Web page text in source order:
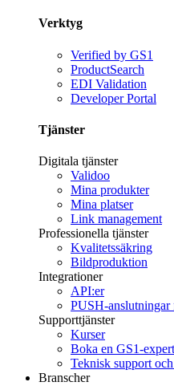
Verktyg
Verified by GS1
ProductSearch
EDI Validation
Developer Portal
Tjänster
Digitala tjänster
Validoo
Mina produkter
Mina platser
Link management
Professionella tjänster
Kvalitetssäkring
Bildproduktion
Integrationer
API:er
PUSH-anslutningar
Supporttjänster
Kurser
Boka en GS1-expert
Teknisk support
Branscher